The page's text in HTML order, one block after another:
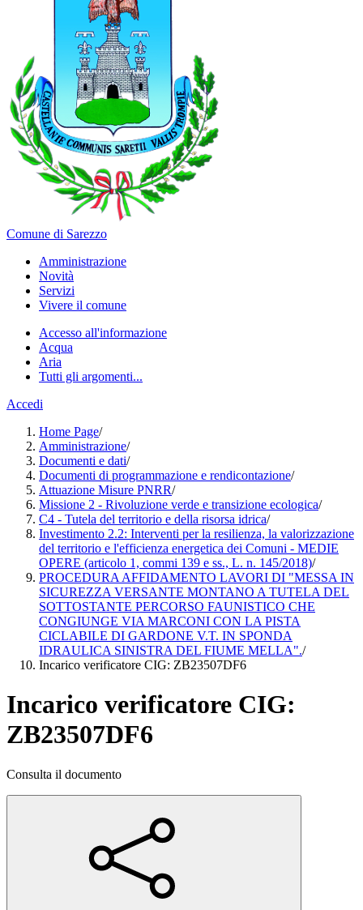
Comune di Sarezzo
Amministrazione
Novità
Servizi
Vivere il comune
Accesso all'informazione
Acqua
Aria
Tutti gli argomenti...
Accedi
Home Page/
Amministrazione/
Documenti e dati/
Documenti di programmazione e rendicontazione/
Attuazione Misure PNRR/
Missione 2 - Rivoluzione verde e transizione ecologica/
C4 - Tutela del territorio e della risorsa idrica/
Investimento 2.2: Interventi per la resilienza, la valorizzazione
del territorio e l'efficienza energetica dei Comuni - MEDIE
OPERE (articolo 1, commi 139 e ss., L. n. 145/2018)/
PROCEDURA AFFIDAMENTO LAVORI DI "MESSA IN
SICUREZZA VERSANTE MONTANO A TUTELA DEL
SOTTOSTANTE PERCORSO FAUNISTICO CHE
CONGIUNGE VIA MARCONI CON LA PISTA
CICLABILE DI GARDONE V.T. IN SPONDA
IDRAULICA SINISTRA DEL FIUME MELLA"./
Incarico verificatore CIG: ZB23507DF6
Incarico verificatore CIG:
ZB23507DF6
Consulta il documento